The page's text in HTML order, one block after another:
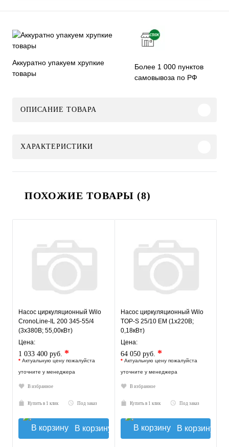
Аккуратно упакуем хрупкие
товары
Более 1 000 пунктов
самовывоза по РФ
ОПИСАНИЕ ТОВАРА
ХАРАКТЕРИСТИКИ
ПОХОЖИЕ ТОВАРЫ (8)
Насос циркуляционный Wilo
CronoLine-IL 200 345-55/4
(3х380В; 55,00кВт)
Цена:
1 033 400 руб. *
* Актуальную цену пожалуйста
уточните у менеджера
В избранное
Купить в 1 клик Под заказ
В корзину
Насос циркуляционный Wilo
TOP-S 25/10 EM (1х220В;
0,18кВт)
Цена:
64 050 руб. *
* Актуальную цену пожалуйста
уточните у менеджера
В избранное
Купить в 1 клик Под заказ
В корзину